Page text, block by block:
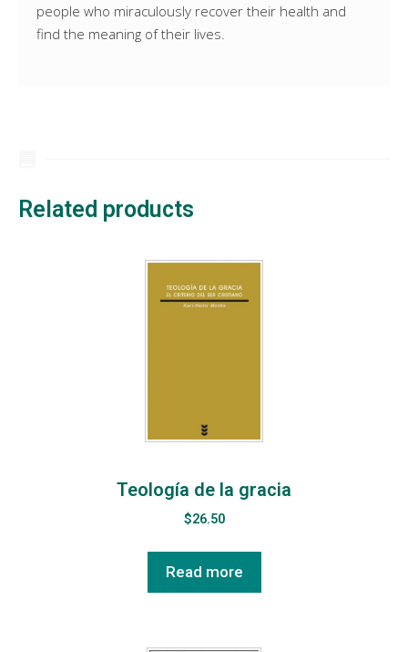
people who miraculously recover their health and
find the meaning of their lives.
Related products
Teología de la gracia
$26.50
Read more